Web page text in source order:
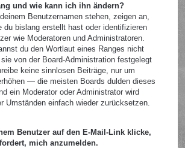
und wie kann ich ihn ändern?
Benutzernamen stehen, zeigen an,
du bislang erstellt hast oder identifizieren
wie Moderatoren und Administratoren.
du den Wortlaut eines Ranges nicht
von der Board-Administration festgelegt
keine sinnlosen Beiträge, nur um
— die meisten Boards dulden dieses
ein Moderator oder Administrator wird
Umständen einfach wieder zurücksetzen.
Benutzer auf den E-Mail-Link klicke,
mich anzumelden.